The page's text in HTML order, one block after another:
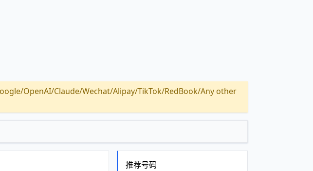
OpenAI/Claude/Wechat/Alipay/TikTok/RedBook/Any other
推荐号码